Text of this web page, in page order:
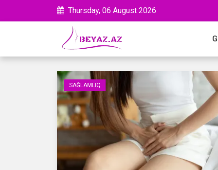
Thursday, 06 August 2026
SAĞLAMLIQ